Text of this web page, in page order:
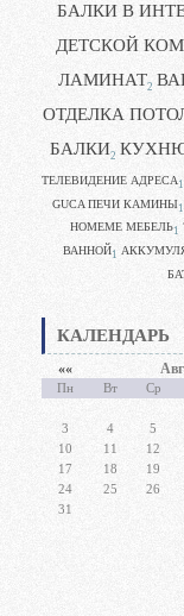
БАЛКИ В
ДЕТСКОЙ
ЛАМИНАТ2
ОТДЕЛКА
БАЛКИ2
ТЕЛЕВИДЕНИЕ АДРЕСА 1
GUCA ПЕЧИ КАМИНЫ1
HOMEME МЕБЕЛЬ1
ВАННОЙ1
КАЛЕНДАРЬ
««
Пн Вт Ср
3
4 5
10
11 12
17
18 19
24
25 26
31